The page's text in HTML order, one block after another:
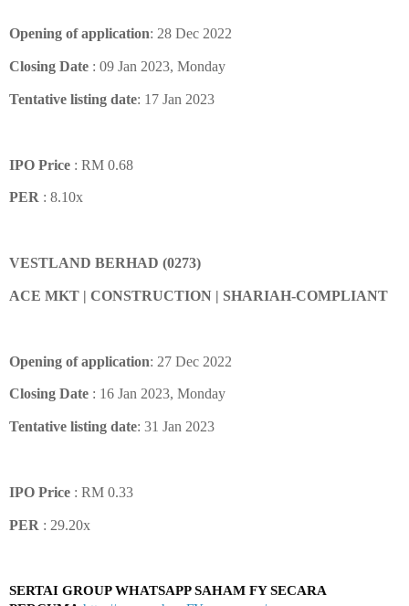
Opening of application: 28 Dec 2022
Closing Date : 09 Jan 2023, Monday
Tentative listing date: 17 Jan 2023
IPO Price : RM 0.68
PER : 8.10x
VESTLAND BERHAD (0273)
ACE MKT | CONSTRUCTION | SHARIAH-COMPLIANT
Opening of application: 27 Dec 2022
Closing Date : 16 Jan 2023, Monday
Tentative listing date: 31 Jan 2023
IPO Price : RM 0.33
PER : 29.20x
SERTAI GROUP WHATSAPP SAHAM FY SECARA